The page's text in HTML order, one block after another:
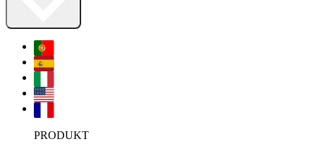
PRODUKT